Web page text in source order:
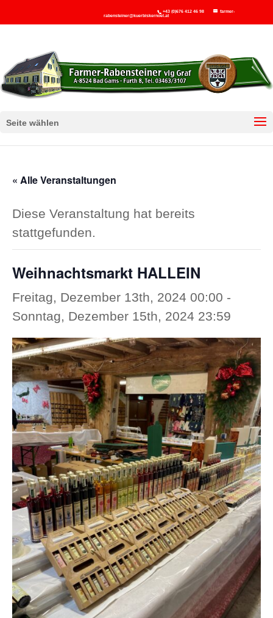
+43 (0)676 412 46 98
farmer-
rabensteiner@kuerbiskernoel.at
Seite wählen
« Alle Veranstaltungen
Diese Veranstaltung hat bereits
stattgefunden.
Weihnachtsmarkt HALLEIN
Freitag, Dezember 13th, 2024 00:00 -
Sonntag, Dezember 15th, 2024 23:59